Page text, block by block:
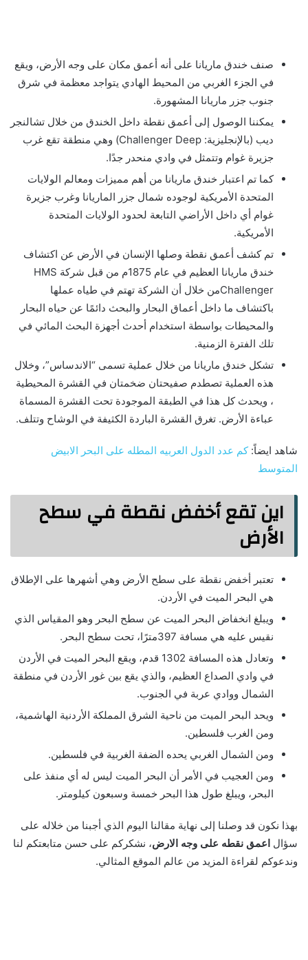
صنف خندق ماريانا على أنه أعمق مكان على وجه الأرض، ويقع
في الجزء الغربي من المحيط الهادي يتواجد معظمة في شرق
جنوب جزر ماريانا المشهورة.
يمكننا الوصول إلى أعمق نقطة داخل الخندق من خلال تشالنجر
ديب (بالإنجليزية: Challenger Deep) وهي منطقة تقع غرب
جزيرة غوام وتتمثل في وادي منحدر جدًا.
كما تم اعتبار خندق ماريانا من أهم مميزات ومعالم الولايات
المتحدة الأمريكية لوجوده شمال جزر الماريانا وغرب جزيرة
غوام أي داخل الأراضي التابعة لحدود الولايات المتحدة
الأمريكية.
تم كشف أعمق نقطة وصلها الإنسان في الأرض عن اكتشاف
خندق ماريانا العظيم في عام 1875م من قبل شركة HMS
Challengerمن خلال أن الشركة تهتم في طياه عملها
باكتشاف ما داخل أعماق البحار والبحث دائمًا عن حياه البحار
والمحيطات بواسطة استخدام أحدث أجهزة البحث المائي في
تلك الفترة الزمنية.
تشكل خندق ماريانا من خلال عملية تسمى “الاندساس”، وخلال
هذه العملية تصطدم صفيحتان ضخمتان في القشرة المحيطية
، ويحدث كل هذا في الطبقة الموجودة تحت القشرة المسماة
عباءة الأرض. تغرق القشرة الباردة الكثيفة في الوشاح وتتلف.
شاهد ايضاً:كم عدد الدول العربيه المطله على البحر الابيض
المتوسط
اين تقع أخفض نقطة في سطح
الأرض
تعتبر أخفض نقطة على سطح الأرض وهي أشهرها على الإطلاق
هي البحر الميت في الأردن.
ويبلغ انخفاض البحر الميت عن سطح البحر وهو المقياس الذي
نقيس عليه هي مسافة 397مترًا، تحت سطح البحر.
وتعادل هذه المسافة 1302 قدم، ويقع البحر الميت في الأردن
في وادي الصداع العظيم، والذي يقع بين غور الأردن في منطقة
الشمال ووادي عربة في الجنوب.
ويحد البحر الميت من ناحية الشرق المملكة الأردنية الهاشمية،
ومن الغرب فلسطين.
ومن الشمال الغربي يحده الضفة الغربية في فلسطين.
ومن العجيب في الأمر أن البحر الميت ليس له أي منفذ على
البحر، ويبلغ طول هذا البحر خمسة وسبعون كيلومتر.
بهذا نكون قد وصلنا إلى نهاية مقالنا اليوم الذي أجبنا من خلاله على
سؤال اعمق نقطه على وجه الارض، نشكركم على حسن متابعتكم لنا
وندعوكم لقراءة المزيد من عالم الموقع المثالي.